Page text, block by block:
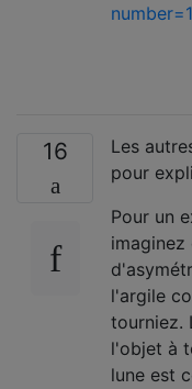
16
Les
pour
Pour un
imaginez
l'argile
tourniez.
l'objet à
lune est